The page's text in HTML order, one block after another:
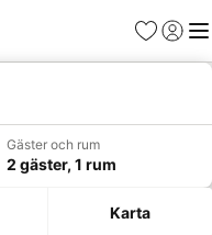
Favoriter
Logga
Gäster och rum
2 gäster, 1 rum
Karta